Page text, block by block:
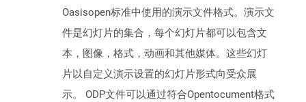
Oasisopen标准中使用的演示文件格式。演示文
件是幻灯片的集合，每个幻灯片都可以包含文
本，图像，格式，动画和其他媒体。这些幻灯
片以自定义演示设置的幻灯片形式向受众展
示。 ODP文件可以通过符合Opentocument格式